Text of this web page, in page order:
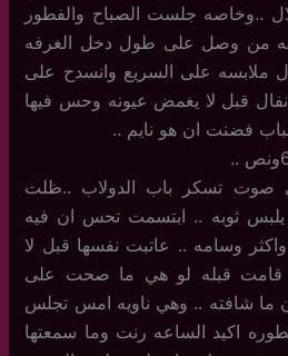
..وخاصه جلست الصباح والفطور
من وصل على طول دخل الغرفه
ملابسه على السريع وانسدح على
قبل لا يغمض عيونه وحس فيها
فضنت ان هو نايم ..
صوت تسكر باب الدولاب ..ظلت
ثوبه .. ابتسمت تحس ان فيه
وسامه .. عاتبت نفسها قبل لا
قامت قبله لو هي ما صحت على
ما شافته .. وهي ناويه امس تجلس
اكيد الساعه رنت وما سمعتها